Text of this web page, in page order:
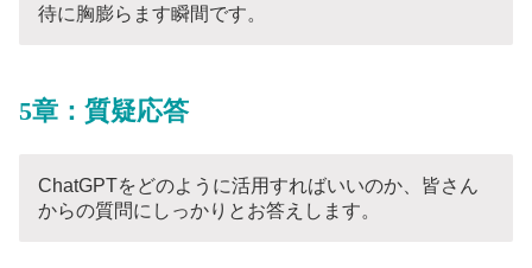
待に胸膨らます瞬間です。
5章：質疑応答
ChatGPTをどのように活用すればいいのか、皆さん
からの質問にしっかりとお答えします。